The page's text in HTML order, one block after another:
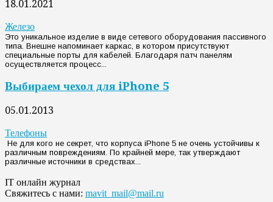
18.01.2021
Железо
Это уникальное изделие в виде сетевого оборудования пассивного
типа. Внешне напоминает каркас, в котором присутствуют
специальные порты для кабелей. Благодаря патч панелям
осуществляется процесс...
Выбираем чехол для iPhone 5
05.01.2013
Телефоны
Не для кого не секрет, что корпуса iPhone 5 не очень устойчивы к
различным повреждениям. По крайней мере, так утверждают
различные источники в средствах...
IT онлайн журнал
Свяжитесь с нами: mavit_mail@mail.ru